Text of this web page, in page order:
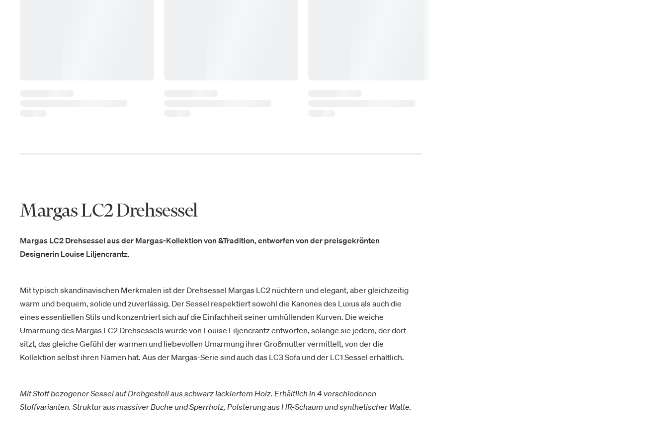
Margas LC2 Drehsessel
Margas LC2 Drehsessel aus der Margas-Kollektion von &Tradition, entworfen von der preisgekrönten
Designerin Louise Liljencrantz.
Mit typisch skandinavischen Merkmalen ist der Drehsessel Margas LC2 nüchtern und elegant, aber gleichzeitig
warm und bequem, solide und zuverlässig. Der Sessel respektiert sowohl die Kanones des Luxus als auch die
eines essentiellen Stils und konzentriert sich auf die Einfachheit seiner umhüllenden Kurven. Die weiche
Umarmung des Margas LC2 Drehsessels wurde von Louise Liljencrantz entworfen, solange sie jedem, der dort
sitzt, das gleiche Gefühl der warmen und liebevollen Umarmung ihrer Großmutter vermittelt, von der die
Kollektion selbst ihren Namen hat. Aus der Margas-Serie sind auch das LC3 Sofa und der LC1 Sessel erhältlich.
Mit Stoff bezogener Sessel auf Drehgestell aus schwarz lackiertem Holz. Erhältlich in 4 verschiedenen
Stoffvarianten. Struktur aus massiver Buche und Sperrholz, Polsterung aus HR-Schaum und synthetischer Watte.